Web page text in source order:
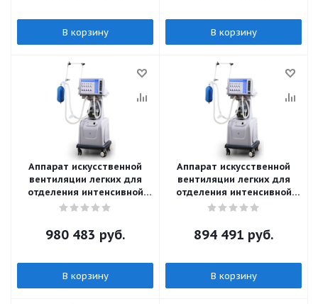
В корзину В корзину
Аппарат искусственной
вентиляции легких для
отделения интенсивной
терапии Оберег - 3010A / С
980 483 руб.
В корзину
Аппарат искусственной
вентиляции легких для
отделения интенсивной
терапии Оберег - 3010A /
компрессора
894 491 руб.
В корзину